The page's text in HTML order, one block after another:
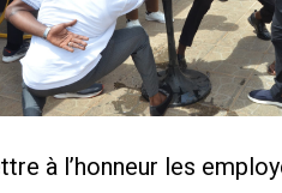
à l’honneur les